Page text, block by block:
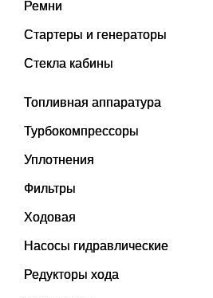
Ремни
Стартеры и генераторы
Стекла кабины
Топливная аппаратура
Турбокомпрессоры
Уплотнения
Фильтры
Ходовая
Насосы гидравлические
Редукторы хода